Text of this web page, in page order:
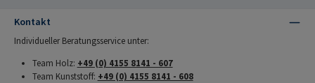
Kontakt
Individueller Beratungsservice unter:
Team Holz: +49 (0) 4155 8141 - 607
Team Kunststoff: +49 (0) 4155 8141 - 608